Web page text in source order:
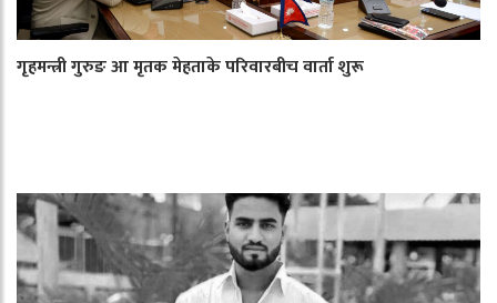
गृहमन्त्री गुरुङ आ मृतक मेहताके परिवारबीच वार्ता शुरू